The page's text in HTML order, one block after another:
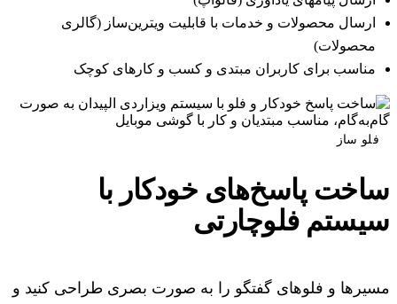
ارسال محصولات و خدمات با قابلیت ویترین‌ساز (گالری
محصولات)
مناسب برای کاربران مبتدی و کسب و کارهای کوچک
فلو ساز
ساخت پاسخ‌های خودکار با
سیستم فلوچارتی
مسیرها و فلوهای گفتگو را به صورت بصری طراحی کنید و